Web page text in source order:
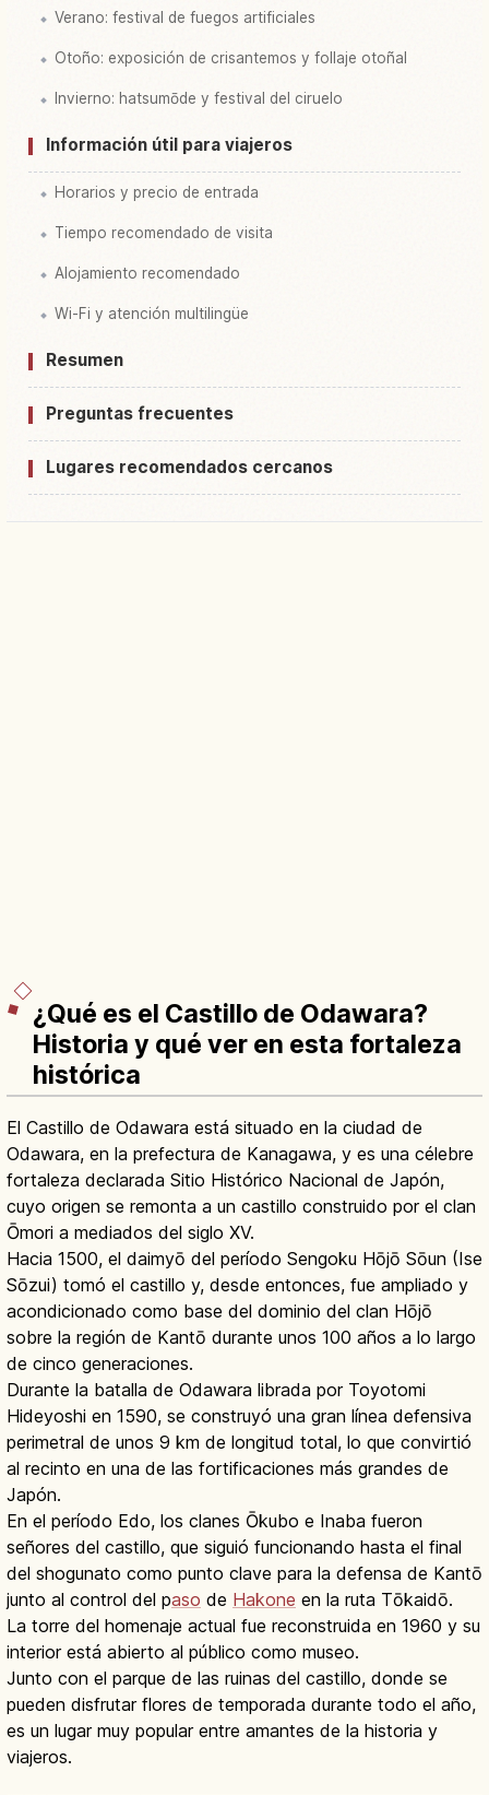
Verano: festival de fuegos artificiales
Otoño: exposición de crisantemos y follaje otoñal
Invierno: hatsumōde y festival del ciruelo
Información útil para viajeros
Horarios y precio de entrada
Tiempo recomendado de visita
Alojamiento recomendado
Wi-Fi y atención multilingüe
Resumen
Preguntas frecuentes
Lugares recomendados cercanos
¿Qué es el Castillo de Odawara?
Historia y qué ver en esta fortaleza
histórica
El Castillo de Odawara está situado en la ciudad de
Odawara, en la prefectura de Kanagawa, y es una célebre
fortaleza declarada Sitio Histórico Nacional de Japón,
cuyo origen se remonta a un castillo construido por el clan
Ōmori a mediados del siglo XV.
Hacia 1500, el daimyō del período Sengoku Hōjō Sōun (Ise
Sōzui) tomó el castillo y, desde entonces, fue ampliado y
acondicionado como base del dominio del clan Hōjō
sobre la región de Kantō durante unos 100 años a lo largo
de cinco generaciones.
Durante la batalla de Odawara librada por Toyotomi
Hideyoshi en 1590, se construyó una gran línea defensiva
perimetral de unos 9 km de longitud total, lo que convirtió
al recinto en una de las fortificaciones más grandes de
Japón.
En el período Edo, los clanes Ōkubo e Inaba fueron
señores del castillo, que siguió funcionando hasta el final
del shogunato como punto clave para la defensa de Kantō
junto al control del paso de Hakone en la ruta Tōkaidō.
La torre del homenaje actual fue reconstruida en 1960 y su
interior está abierto al público como museo.
Junto con el parque de las ruinas del castillo, donde se
pueden disfrutar flores de temporada durante todo el año,
es un lugar muy popular entre amantes de la historia y
viajeros.